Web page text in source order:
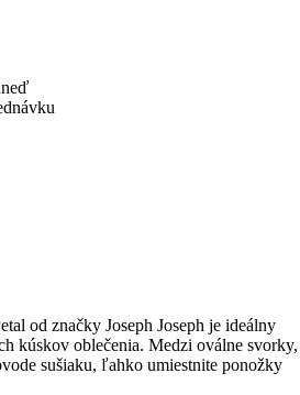
od značky Joseph Joseph je ideálny
kúskov oblečenia. Medzi oválne svorky,
sušiaku, ľahko umiestnite ponožky